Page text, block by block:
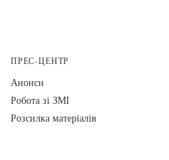
ПРЕС-ЦЕНТР
Анонси
Робота зі ЗМІ
Розсилка матеріалів